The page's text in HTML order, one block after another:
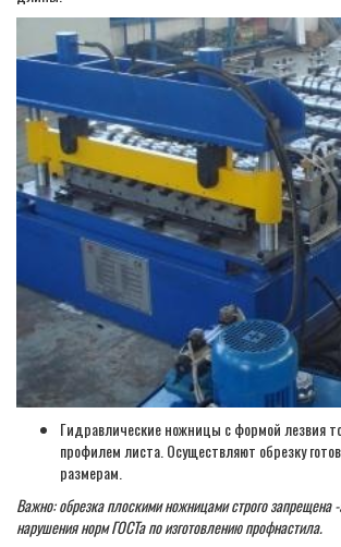
Гидравлические ножницы с формой лезвия
профилем листа. Осуществляют обрезку
размерам.
Важно: обрезка плоскими ножницами строго запрещена
нарушения норм ГОСТа по изготовлению профнастила.